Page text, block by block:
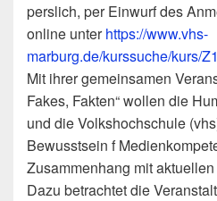
perslich, per Einwurf des
online unterhttps://www.vhs-
marburg.de/kurssuche/kurs/
Mit ihrer gemeinsamen
Fakes, Fakten“ wollen die
und die Volkshochschule
Bewusstsein f
Zusammenhang mit
Dazu betrachtet die